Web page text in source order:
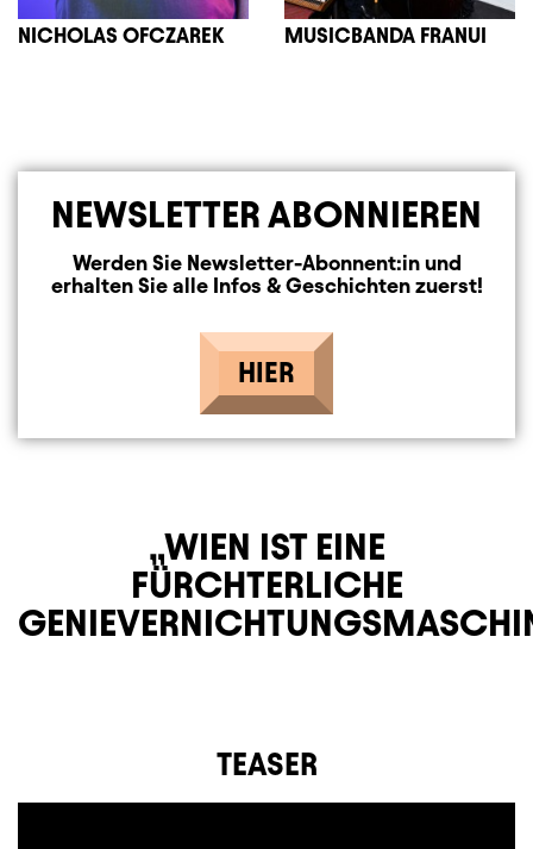
NICHOLAS OFCZAREK MUSICBANDA FRANUI
NEWSLETTER ABONNIEREN
Werden Sie Newsletter-Abonnent:in und
erhalten Sie alle Infos & Geschichten zuerst!
HIER
WIEN IST EINE
FÜRCHTERLICHE
TEASER